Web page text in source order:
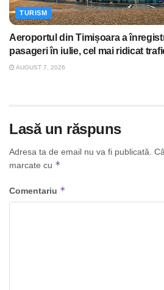
TURISM
Aeroportul din Timișoara a
pasageri în iulie, cel mai ridicat
AUGUST 7, 2026
Lasă un răspuns
Adresa ta de email nu va fi publicată.
marcate cu *
Comentariu *